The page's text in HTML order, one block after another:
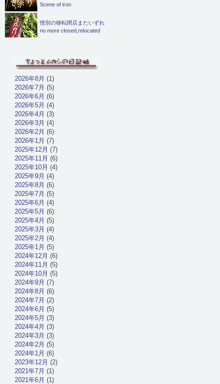
Scene of iron
惜別の移転閉店またいずれ
no more closed,relocated
2026年8月 (1)
2026年7月 (5)
2026年6月 (6)
2026年5月 (4)
2026年4月 (3)
2026年3月 (4)
2026年2月 (6)
2026年1月 (7)
2025年12月 (7)
2025年11月 (6)
2025年10月 (4)
2025年9月 (4)
2025年8月 (6)
2025年7月 (5)
2025年6月 (4)
2025年5月 (6)
2025年4月 (5)
2025年3月 (4)
2025年2月 (4)
2025年1月 (5)
2024年12月 (6)
2024年11月 (5)
2024年10月 (5)
2024年9月 (7)
2024年8月 (6)
2024年7月 (2)
2024年6月 (5)
2024年5月 (3)
2024年4月 (3)
2024年3月 (3)
2024年2月 (5)
2024年1月 (6)
2023年12月 (2)
2021年7月 (1)
2021年6月 (1)